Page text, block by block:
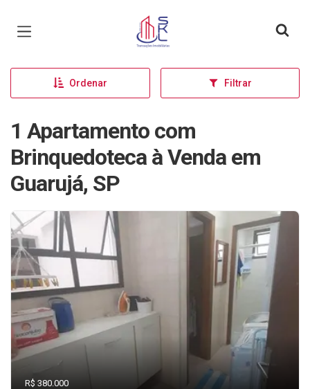
Página inicial
Ordenar Filtrar
1 Apartamento com
Brinquedoteca à Venda em
Guarujá, SP
R$ 380.000